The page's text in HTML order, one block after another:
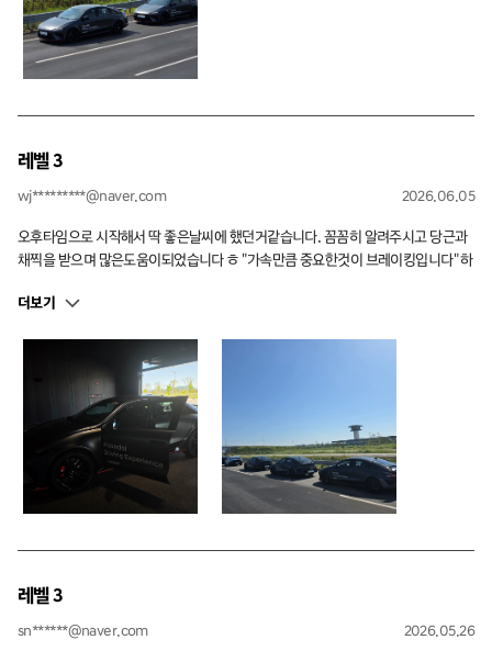
레벨 3
wj*********@naver.com 2026.06.05
오후타임으로 시작해서 딱 좋은날씨에 했던거같습니다. 꼼꼼히 알려주시고 당근과
채찍을 받으며 많은도움이되었습니다 ㅎ "가속만큼 중요한것이 브레이킹입니다" 하
더보기
레벨 3
sn******@naver.com 2026.05.26